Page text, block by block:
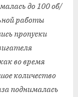
до 100 об/
работы
пропуски
во время
количество
поднималась